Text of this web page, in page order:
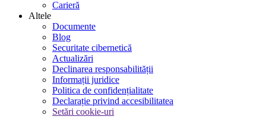
Carieră
Altele
Documente
Blog
Securitate cibernetică
Actualizări
Declinarea responsabilității
Informații juridice
Politica de confidențialitate
Declarație privind accesibilitatea
Setări cookie-uri